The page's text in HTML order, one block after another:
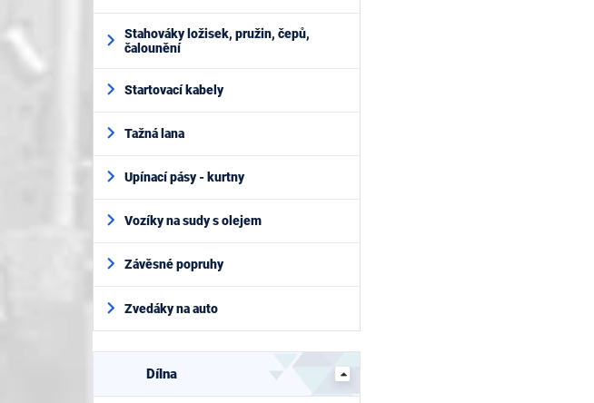
Stahováky ložisek, pružin, čepů,
čalounění
Startovací kabely
Tažná lana
Upínací pásy - kurtny
Vozíky na sudy s olejem
Závěsné popruhy
Zvedáky na auto
Dílna